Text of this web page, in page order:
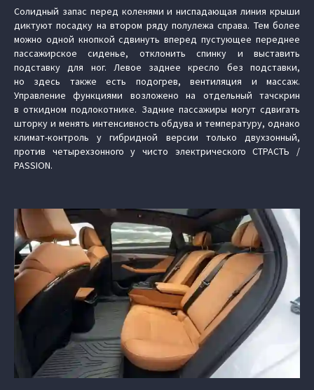
Солидный запас перед коленями и ниспадающая линия крыши
диктуют посадку на втором ряду полулежа справа. Тем более
можно одной кнопкой сдвинуть вперед пустующее переднее
пассажирское сиденье, отклонить спинку и выставить
подставку для ног. Левое заднее кресло без подставки,
но здесь также есть подогрев, вентиляция и массаж.
Управление функциями возложено на отдельный тачскрин
в откидном подлокотнике. Задние пассажиры могут сдвигать
шторку и менять интенсивность обдува и температуру, однако
климат-контроль у гибридной версии только двухзонный,
против четырехзонного у чисто электрического СТРАСТЬ /
PASSION.